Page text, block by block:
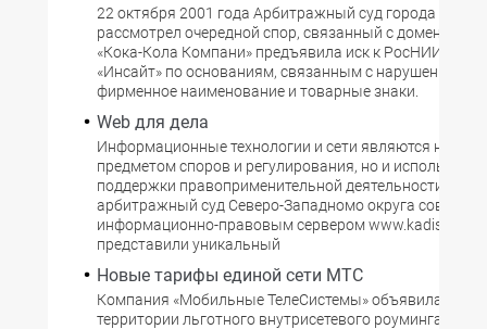
22 октября 2001 года Арбитражный суд города
рассмотрел очередной спор, связанный с
«Кока-Кола Компани» предъявила иск к РосНИИРОС
«Инсайт» по основаниям, связанным с нарушением
фирменное наименование и товарные знаки.
Web для дела
Информационные технологии и сети являются не
предметом споров и регулирования, но и
поддержки правоприменительной деятельности.
арбитражный суд Северо-Западномо округа
информационно-правовым сервером www.kadis.net
представили уникальный
Новые тарифы единой сети МТС
Компания «Мобильные ТелеСистемы» объявила о
территории льготного внутрисетевого роуминга.